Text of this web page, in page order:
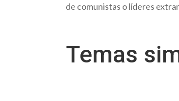
de comunistas o líderes
Temas